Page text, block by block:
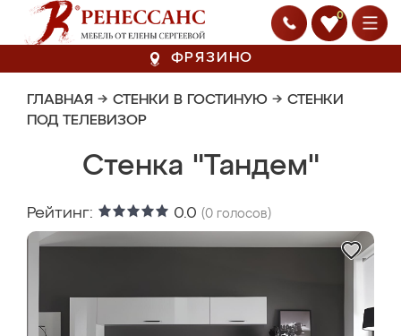
0
ФРЯЗИНО
ГЛАВНАЯ → СТЕНКИ В ГОСТИНУЮ → СТЕНКИ
ПОД ТЕЛЕВИЗОР
Стенка "Тандем"
Рейтинг: 0.0 (0 голосов)